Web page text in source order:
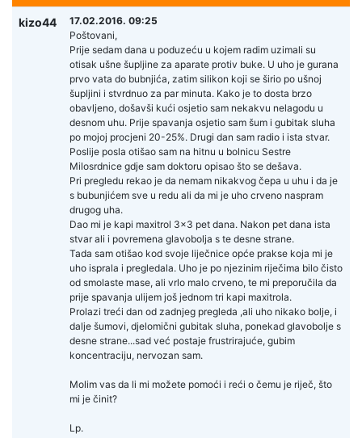
kizo44
17.02.2016. 09:25
Poštovani,
Prije sedam dana u poduzeću u kojem radim uzimali su
otisak ušne šupljine za aparate protiv buke. U uho je gurana
prvo vata do bubnjića, zatim silikon koji se širio po ušnoj
šupljini i stvrdnuo za par minuta. Kako je to dosta brzo
obavljeno, došavši kući osjetio sam nekakvu nelagodu u
desnom uhu. Prije spavanja osjetio sam šum i gubitak sluha
po mojoj procjeni 20-25%. Drugi dan sam radio i ista stvar.
Poslije posla otišao sam na hitnu u bolnicu Sestre
Milosrdnice gdje sam doktoru opisao što se dešava.
Pri pregledu rekao je da nemam nikakvog čepa u uhu i da je
s bubunjićem sve u redu ali da mi je uho crveno naspram
drugog uha.
Dao mi je kapi maxitrol 3x3 pet dana. Nakon pet dana ista
stvar ali i povremena glavobolja s te desne strane.
Tada sam otišao kod svoje liječnice opće prakse koja mi je
uho isprala i pregledala. Uho je po njezinim riječima bilo čisto
od smolaste mase, ali vrlo malo crveno, te mi preporučila da
prije spavanja ulijem još jednom tri kapi maxitrola.
Prolazi treći dan od zadnjeg pregleda ,ali uho nikako bolje, i
dalje šumovi, djelomični gubitak sluha, ponekad glavobolje s
desne strane...sad već postaje frustrirajuće, gubim
koncentraciju, nervozan sam.
Molim vas da li mi možete pomoći i reći o čemu je riječ, što
mi je činit?
Lp.